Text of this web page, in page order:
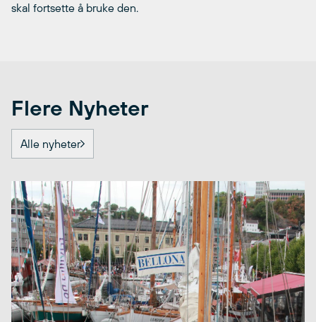
skal fortsette å bruke den.
Flere Nyheter
Alle nyheter